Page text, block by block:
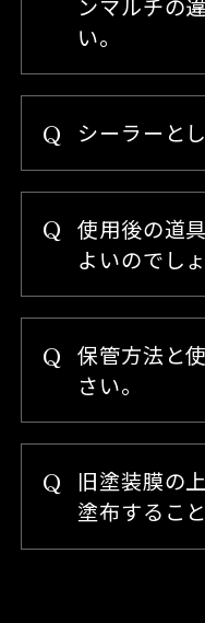
ンマルチの
い。
シーラーと
使用後の道
よいのでし
保管方法と
さい。
旧塗装膜の
塗布するこ